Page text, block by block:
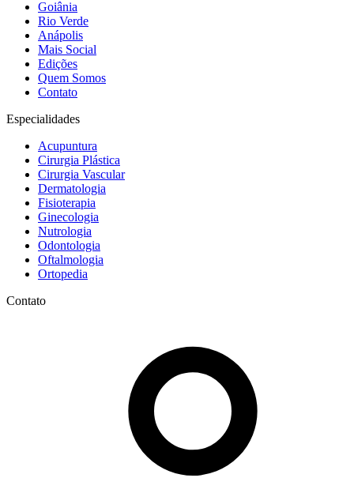
Goiânia
Rio Verde
Anápolis
Mais Social
Edições
Quem Somos
Contato
Especialidades
Acupuntura
Cirurgia Plástica
Cirurgia Vascular
Dermatologia
Fisioterapia
Ginecologia
Nutrologia
Odontologia
Oftalmologia
Ortopedia
Contato